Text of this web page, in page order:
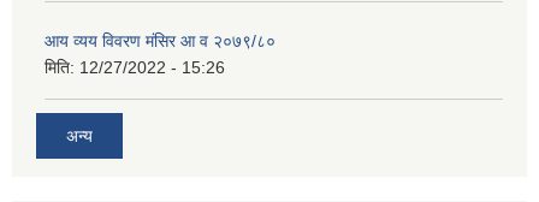
आय व्यय विवरण मंसिर आ व २०७९/८०
मिति: 12/27/2022 - 15:26
अन्य